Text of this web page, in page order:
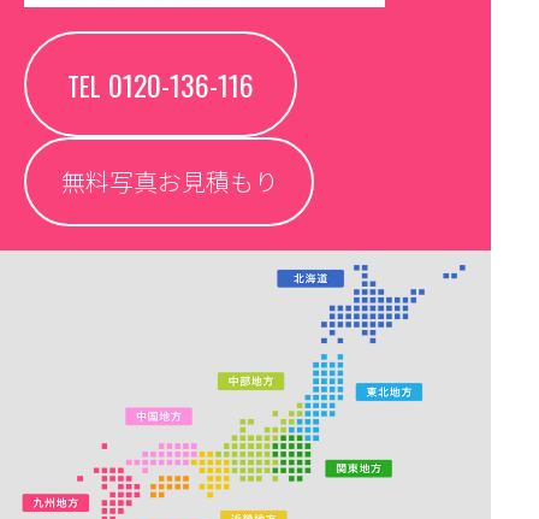
TEL 0120-136-116
無料写真お見積もり